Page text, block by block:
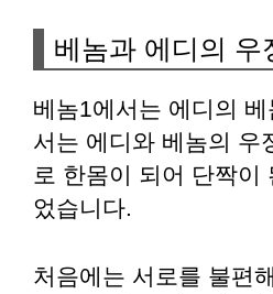
베놈과 에디의 우
베놈1에서는 에디의
서는 에디와 베놈의 우
로 한몸이 되어 단짝이
었습니다.
처음에는 서로를 불편